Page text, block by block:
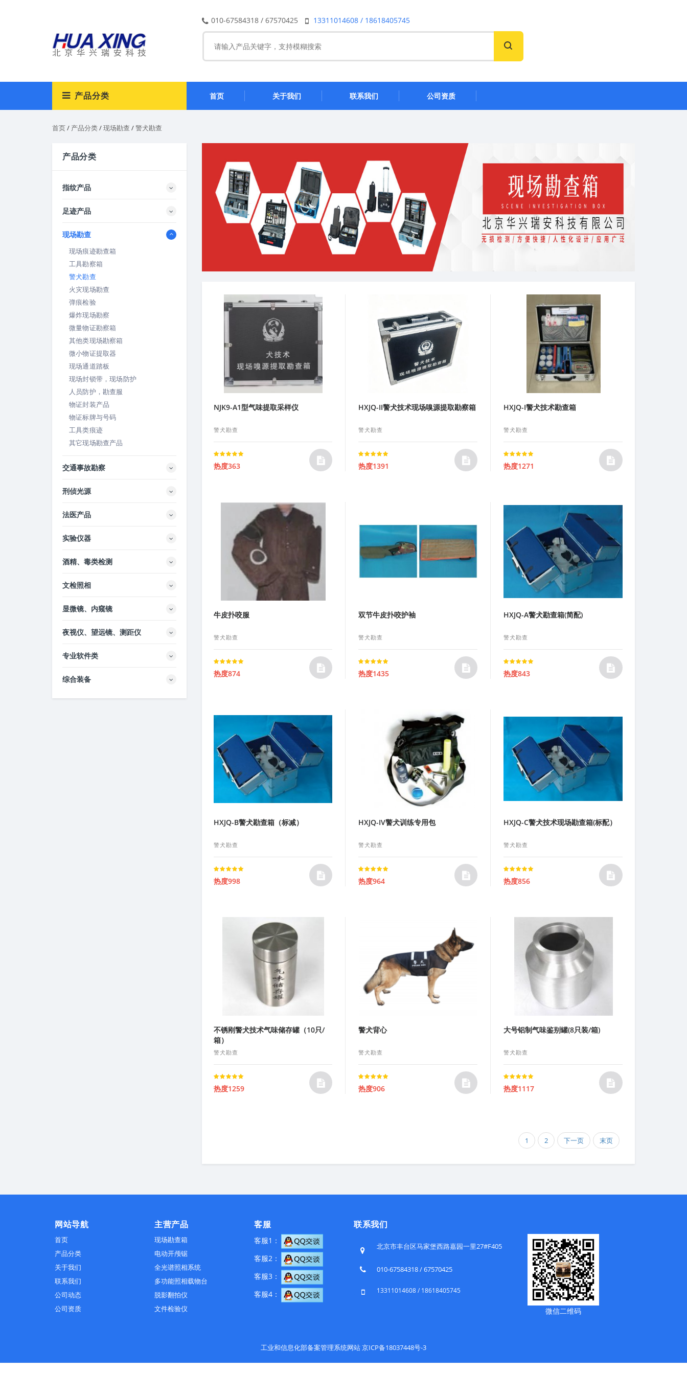
010-67584318 / 67570425 13311014608 / 18618405745
产品分类 首页 关于我们 联系我们 公司资质
首页/ 产品分类/现场勘查 /警犬勘查
NJK9-A1型气味提取采样仪
警犬勘查
Rated
5.00out of 5
热度363
HXJQ-II警犬技术现场嗅源提取勘察箱
警犬勘查
Rated
5.00out of 5
热度1391
HXJQ-I警犬技术勘查箱
警犬勘查
Rated
5.00out of 5
热度1271
牛皮扑咬服
警犬勘查
Rated
5.00out of 5
热度874
双节牛皮扑咬护袖
警犬勘查
Rated
5.00out of 5
热度1435
HXJQ-A警犬勘查箱(简配)
警犬勘查
Rated
5.00out of 5
热度843
HXJQ-B警犬勘查箱（标减）
警犬勘查
Rated
5.00out of 5
热度998
HXJQ-IV警犬训练专用包
警犬勘查
Rated
5.00out of 5
热度964
HXJQ-C警犬技术现场勘查箱(标配）
警犬勘查
Rated
5.00out of 5
热度856
不锈刚警犬技术气味储存罐（10只/
箱）
警犬勘查
Rated
5.00out of 5
热度1259
警犬背心
警犬勘查
Rated
5.00out of 5
热度906
大号铝制气味鉴别罐(8只装/箱)
警犬勘查
Rated
5.00out of 5
热度1117
1 2 下一页 末页
产品分类
指纹产品
足迹产品
现场勘查
现场痕迹勘查箱
工具勘察箱
警犬勘查
火灾现场勘查
弹痕检验
爆炸现场勘察
微量物证勘察箱
其他类现场勘察箱
微小物证提取器
现场通道踏板
现场封锁带，现场防护
人员防护，勘查服
物证封装产品
物证标牌与号码
工具类痕迹
其它现场勘查产品
交通事故勘察
刑侦光源
法医产品
实验仪器
酒精、毒类检测
文检照相
显微镜、内窥镜
夜视仪、望远镜、测距仪
专业软件类
综合装备
网站导航
首页
产品分类
关于我们
联系我们
公司动态
公司资质
主营产品
现场勘查箱
电动开颅锯
全光谱照相系统
多功能照相载物台
脱影翻拍仪
文件检验仪
客服
客服1：
客服2：
客服3：
客服4：
联系我们
北京市丰台区马家堡西路嘉园一里27#F405
010-67584318 / 67570425
13311014608 / 18618405745
微信二维码
工业和信息化部备案管理系统网站 京ICP备18037448号-3